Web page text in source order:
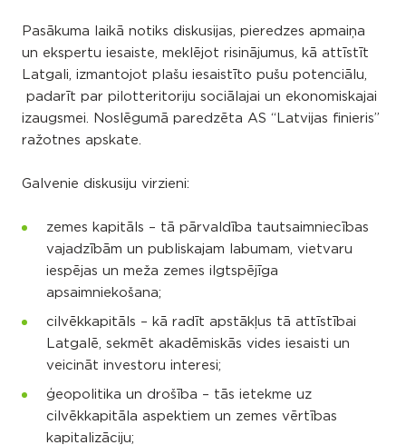
Pasākuma laikā notiks diskusijas, pieredzes apmaiņa
un ekspertu iesaiste, meklējot risinājumus, kā attīstīt
Latgali, izmantojot plašu iesaistīto pušu potenciālu,
padarīt par pilotteritoriju sociālajai un ekonomiskajai
izaugsmei. Noslēgumā paredzēta AS “Latvijas finieris”
ražotnes apskate.
Galvenie diskusiju virzieni:
zemes kapitāls – tā pārvaldība tautsaimniecības
vajadzībām un publiskajam labumam, vietvaru
iespējas un meža zemes ilgtspējīga
apsaimniekošana;
cilvēkkapitāls – kā radīt apstākļus tā attīstībai
Latgalē, sekmēt akadēmiskās vides iesaisti un
veicināt investoru interesi;
ģeopolitika un drošība – tās ietekme uz
cilvēkkapitāla aspektiem un zemes vērtības
kapitalizāciju;